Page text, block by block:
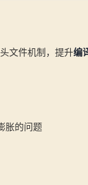
文件机制，提升编
胀的问题